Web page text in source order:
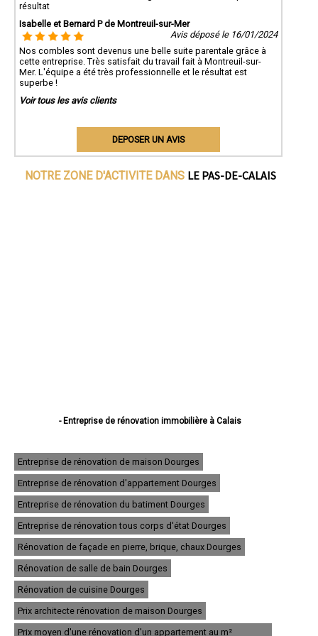
résultat
Isabelle et Bernard P de Montreuil-sur-Mer
Avis déposé le 16/01/2024
Nos combles sont devenus une belle suite parentale grâce à
cette entreprise. Très satisfait du travail fait à Montreuil-sur-
Mer. L'équipe a été très professionnelle et le résultat est
superbe !
Voir tous les avis clients
DEPOSER UN AVIS
NOTRE ZONE D'ACTIVITE DANS LE PAS-DE-CALAIS
- Entreprise de rénovation immobilière à Calais
- Entreprise de rénovation immobilière à Lens
- Entreprise de rénovation immobilière à Liévin
- Entreprise de rénovation immobilière à Béthune
- Entreprise de rénovation immobilière à Hénin-Beaumont
- Entreprise de rénovation immobilière à Bruay-la-Buissière
- Entreprise de rénovation immobilière à Avion
- Entreprise de rénovation immobilière à Carvin
- Entreprise de rénovation immobilière à Berck
- Entreprise de rénovation immobilière à Saint-Omer
- Entreprise de rénovation immobilière à Outreau
- Entreprise de rénovation immobilière à Harnes
- Entreprise de rénovation immobilière à Méricourt
- Entreprise de rénovation immobilière à Nœux-les-Mines
- Entreprise de rénovation immobilière à Bully-les-Mines
Entreprise de rénovation de maison Dourges
Entreprise de rénovation d'appartement Dourges
Entreprise de rénovation du batiment Dourges
Entreprise de rénovation tous corps d'état Dourges
Rénovation de façade en pierre, brique, chaux Dourges
Rénovation de salle de bain Dourges
Rénovation de cuisine Dourges
Prix architecte rénovation de maison Dourges
Prix moyen d'une rénovation d'un appartement au m²